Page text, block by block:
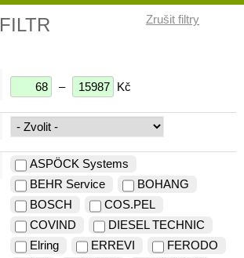
FILTR
– Kč
ASPÖCK Systems
BEHR Service
BOHANG
BOSCH
COS.PEL
COVIND
DIESEL TECHNIC
Elring
ERREVI
FERODO